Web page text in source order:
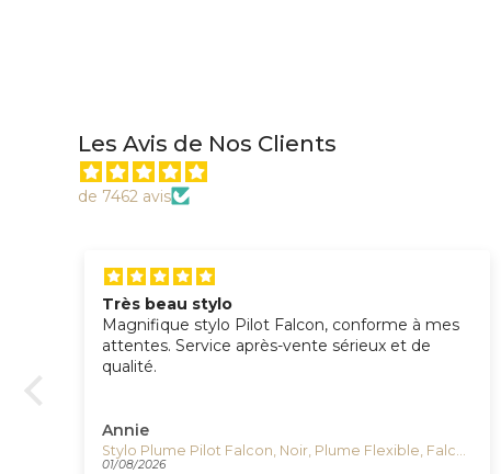
Les Avis de Nos Clients
de 7462 avis
Très beau stylo
Magnifique stylo Pilot Falcon, conforme à mes
attentes. Service après-vente sérieux et de
qualité.
Annie
01/08/2026